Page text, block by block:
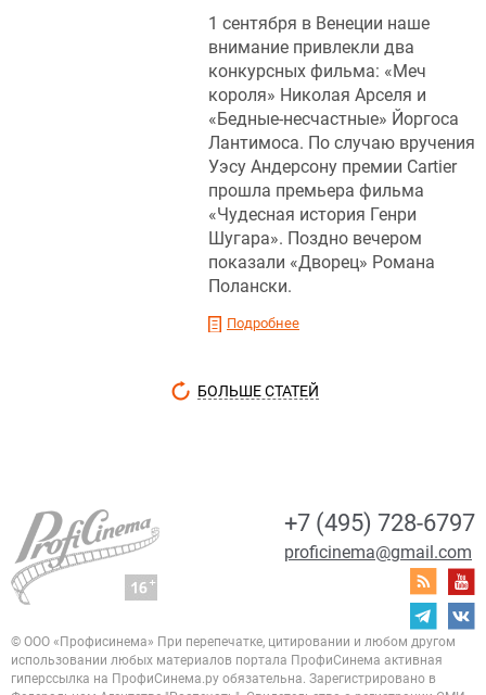
1 сентября в Венеции наше
внимание привлекли два
конкурсных фильма: «Меч
короля» Николая Арселя и
«Бедные-несчастные» Йоргоса
Лантимоса. По случаю вручения
Уэсу Андерсону премии Cartier
прошла премьера фильма
«Чудесная история Генри
Шугара». Поздно вечером
показали «Дворец» Романа
Полански.
Подробнее
БОЛЬШЕ СТАТЕЙ
+7 (495) 728-6797
proficinema@gmail.com
© ООО «Профисинема» При перепечатке, цитировании и любом другом
использовании любых материалов портала ПрофиСинема активная
гиперссылка на ПрофиСинема.ру обязательна. Зарегистрировано в